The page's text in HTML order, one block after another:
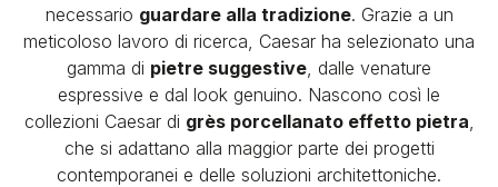
necessario guardare alla tradizione. Grazie a un
meticoloso lavoro di ricerca, Caesar ha selezionato una
gamma di pietre suggestive , dalle venature
espressive e dal look genuino. Nascono così le
collezioni Caesar di grès porcellanato effetto pietra
che si adattano alla maggior parte dei progetti
contemporanei e delle soluzioni architettoniche.